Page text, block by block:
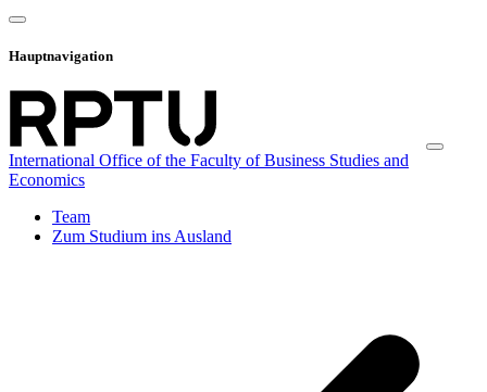
Hauptnavigation
International Office of the Faculty of Business Studies and
Economics
Team
Zum Studium ins Ausland